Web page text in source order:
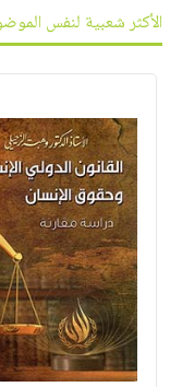
الأكثر شعبية لنفس